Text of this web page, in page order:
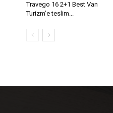
Travego 16 2+1 Best Van
Turizm’e teslim...